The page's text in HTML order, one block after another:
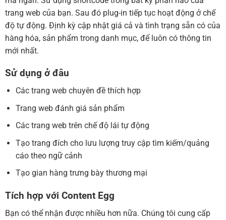
trang web của bạn. Sau đó plug-in tiếp tục hoạt động ở chế
độ tự động. Định kỳ cập nhật giá cả và tình trạng sẵn có của
hàng hóa, sản phẩm trong danh mục, để luôn có thông tin
mới nhất.
Sử dụng ở đâu
Các trang web chuyên đề thích hợp
Trang web đánh giá sản phẩm
Các trang web trên chế độ lái tự động
Tạo trang đích cho lưu lượng truy cập tìm kiếm/quảng
cáo theo ngữ cảnh
Tạo gian hàng trưng bày thương mại
Tích hợp với Content Egg
Bạn có thể nhận được nhiều hơn nữa. Chúng tôi cung cấp